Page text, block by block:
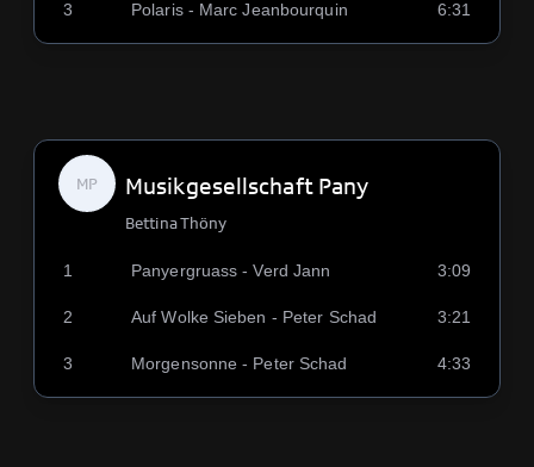
3 Polaris - Marc Jeanbourquin 6:31
MP Musikgesellschaft Pany
Bettina Thöny
1 Panyergruass - Verd Jann 3:09
2 Auf Wolke Sieben - Peter Schad 3:21
3 Morgensonne - Peter Schad 4:33